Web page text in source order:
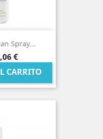
Spray...
€
CARRITO